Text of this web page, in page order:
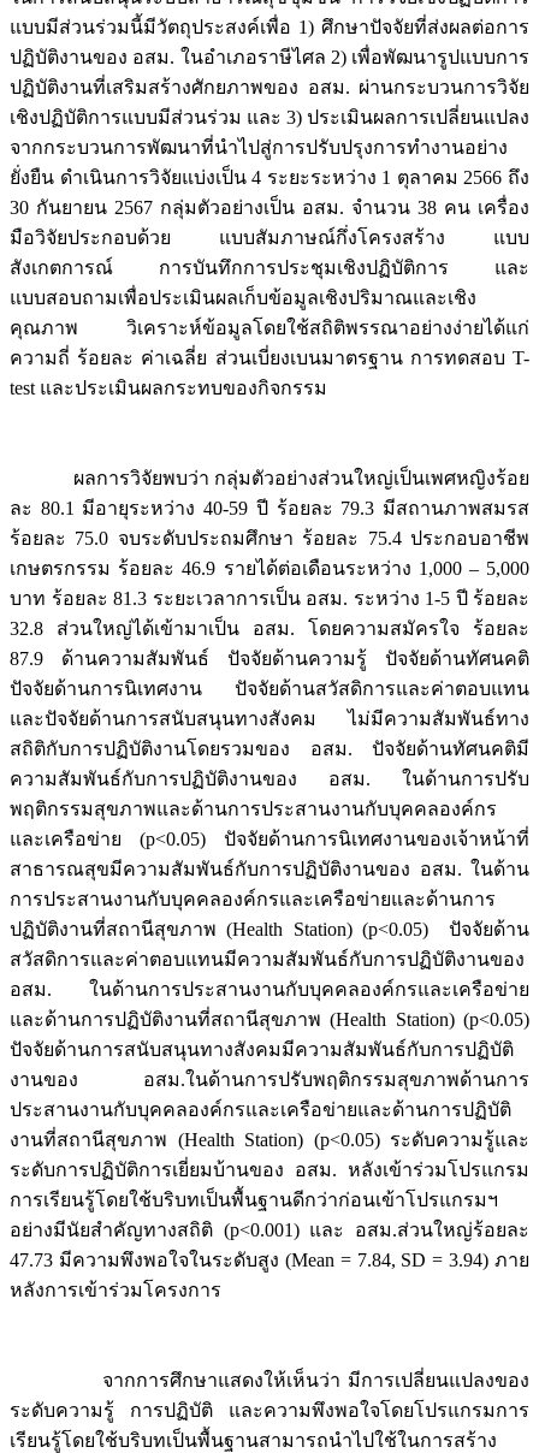
แบบมีส่วนร่วมนี้มีวัตถุประสงค์เพื่อ 1) ศึกษาปัจจัยที่ส่งผลต่อการ
ปฏิบัติงานของ อสม. ในอำเภอราษีไศล 2) เพื่อพัฒนารูปแบบการ
ปฏิบัติงานที่เสริมสร้างศักยภาพของ อสม. ผ่านกระบวนการวิจัย
เชิงปฏิบัติการแบบมีส่วนร่วม และ 3) ประเมินผลการเปลี่ยนแปลง
จากกระบวนการพัฒนาที่นำไปสู่การปรับปรุงการทำงานอย่าง
ยั่งยืน ดำเนินการวิจัยแบ่งเป็น 4 ระยะระหว่าง 1 ตุลาคม 2566 ถึง
30 กันยายน 2567 กลุ่มตัวอย่างเป็น อสม. จำนวน 38 คน เครื่อง
มือวิจัยประกอบด้วย แบบสัมภาษณ์กึ่งโครงสร้าง แบบ
สังเกตการณ์ การบันทึกการประชุมเชิงปฏิบัติการ และ
แบบสอบถามเพื่อประเมินผลเก็บข้อมูลเชิงปริมาณและเชิง
คุณภาพ วิเคราะห์ข้อมูลโดยใช้สถิติพรรณาอย่างง่ายได้แก่
ความถี่ ร้อยละ ค่าเฉลี่ย ส่วนเบี่ยงเบนมาตรฐาน การทดสอบ T-
test และประเมินผลกระทบของกิจกรรม
ผลการวิจัยพบว่า กลุ่มตัวอย่างส่วนใหญ่เป็นเพศหญิงร้อย
ละ 80.1 มีอายุระหว่าง 40-59 ปี ร้อยละ 79.3 มีสถานภาพสมรส
ร้อยละ 75.0 จบระดับประถมศึกษา ร้อยละ 75.4 ประกอบอาชีพ
เกษตรกรรม ร้อยละ 46.9 รายได้ต่อเดือนระหว่าง 1,000 – 5,000
บาท ร้อยละ 81.3 ระยะเวลาการเป็น อสม. ระหว่าง 1-5 ปี ร้อยละ
32.8 ส่วนใหญ่ได้เข้ามาเป็น อสม. โดยความสมัครใจ ร้อยละ
87.9 ด้านความสัมพันธ์ ปัจจัยด้านความรู้ ปัจจัยด้านทัศนคติ
ปัจจัยด้านการนิเทศงาน ปัจจัยด้านสวัสดิการและค่าตอบแทน
และปัจจัยด้านการสนับสนุนทางสังคม ไม่มีความสัมพันธ์ทาง
สถิติกับการปฏิบัติงานโดยรวมของ อสม. ปัจจัยด้านทัศนคติมี
ความสัมพันธ์กับการปฏิบัติงานของ อสม. ในด้านการปรับ
พฤติกรรมสุขภาพและด้านการประสานงานกับบุคคลองค์กร
และเครือข่าย (p<0.05) ปัจจัยด้านการนิเทศงานของเจ้าหน้าที่
สาธารณสุขมีความสัมพันธ์กับการปฏิบัติงานของ อสม. ในด้าน
การประสานงานกับบุคคลองค์กรและเครือข่ายและด้านการ
ปฏิบัติงานที่สถานีสุขภาพ (Health Station) (p<0.05) ปัจจัยด้าน
สวัสดิการและค่าตอบแทนมีความสัมพันธ์กับการปฏิบัติงานของ
อสม. ในด้านการประสานงานกับบุคคลองค์กรและเครือข่าย
และด้านการปฏิบัติงานที่สถานีสุขภาพ (Health Station) (p<0.05)
ปัจจัยด้านการสนับสนุนทางสังคมมีความสัมพันธ์กับการปฏิบัติ
งานของ อสม.ในด้านการปรับพฤติกรรมสุขภาพด้านการ
ประสานงานกับบุคคลองค์กรและเครือข่ายและด้านการปฏิบัติ
งานที่สถานีสุขภาพ (Health Station) (p<0.05) ระดับความรู้และ
ระดับการปฏิบัติการเยี่ยมบ้านของ อสม. หลังเข้าร่วมโปรแกรม
การเรียนรู้โดยใช้บริบทเป็นพื้นฐานดีกว่าก่อนเข้าโปรแกรมฯ
อย่างมีนัยสำคัญทางสถิติ (p<0.001) และ อสม.ส่วนใหญ่ร้อยละ
47.73 มีความพึงพอใจในระดับสูง (Mean = 7.84, SD = 3.94) ภาย
หลังการเข้าร่วมโครงการ
จากการศึกษาแสดงให้เห็นว่า มีการเปลี่ยนแปลงของ
ระดับความรู้ การปฏิบัติ และความพึงพอใจโดยโปรแกรมการ
เรียนรู้โดยใช้บริบทเป็นพื้นฐานสามารถนำไปใช้ในการสร้าง